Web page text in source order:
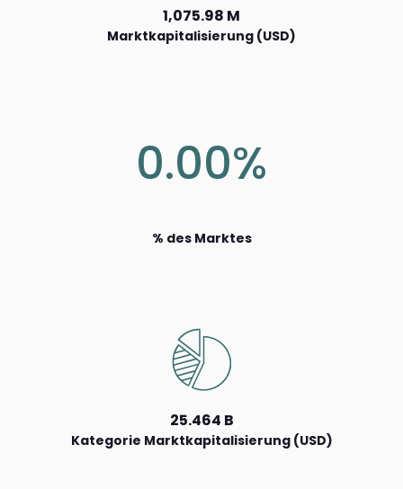
1,075.98 M
Marktkapitalisierung (USD)
0.00%
% des Marktes
25.464 B
Kategorie Marktkapitalisierung (USD)